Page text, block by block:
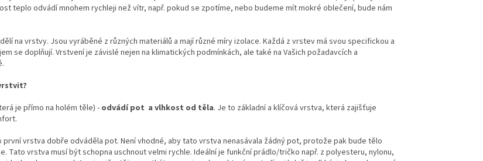
teplo odvádí mnohem rychleji než vítr, např. pokud se zpotíme, nebo budeme mít mokré oblečení, bude nám
na vrstvy. Jsou vyráběné z různých materiálů a mají různé míry izolace. Každá z vrstev má svou specifickou a
se doplňují. Vrstvení je závislé nejen na klimatických podmínkách, ale také na Vašich požadavcích a
je přímo na holém těle) - odvádí pot a vlhkost od těla. Je to základní a klíčová vrstva, která zajišťuje
vrstva dobře odváděla pot. Není vhodné, aby tato vrstva nenasávala žádný pot, protože pak bude tělo
Tato vrstva musí být schopna uschnout velmi rychle. Ideální je funkční prádlo/tričko např. z polyesteru, nylonu,